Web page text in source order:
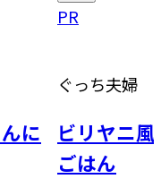
ぐっち夫婦
ビリヤニ風炊き
ごはん